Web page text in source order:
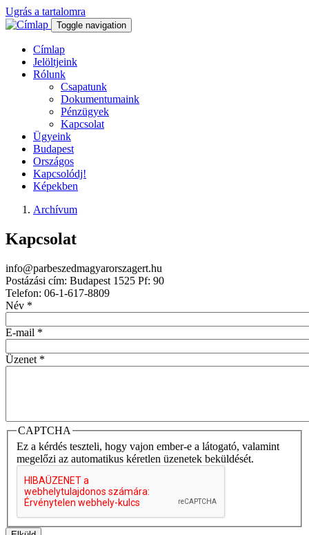
Ugrás a tartalomra
Toggle navigation
Címlap
Jelöltjeink
Rólunk
Csapatunk
Dokumentumaink
Pénzügyek
Kapcsolat
Ügyeink
Budapest
Országos
Kapcsolódj!
Képekben
Archívum
Kapcsolat
info@parbeszedmagyarorszagert.hu
Postázási cím: Budapest 1525 Pf: 90
Telefon: 06-1-617-8809
Név *
E-mail *
Üzenet *
CAPTCHA
Ez a kérdés teszteli, hogy vajon ember-e a látogató, valamint
megelőzi az automatikus kéretlen üzenetek beküldését.